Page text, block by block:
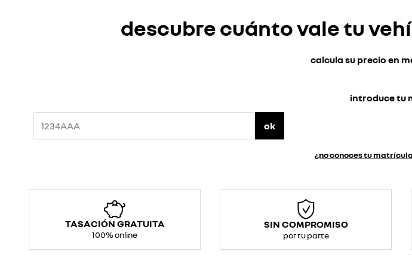
descubre cuánto vale tu
calcula su precio en
introduce tu
ok
¿no conoces tu
TASACIÓN GRATUITA
100% online
SIN COMPROMISO
por tu parte